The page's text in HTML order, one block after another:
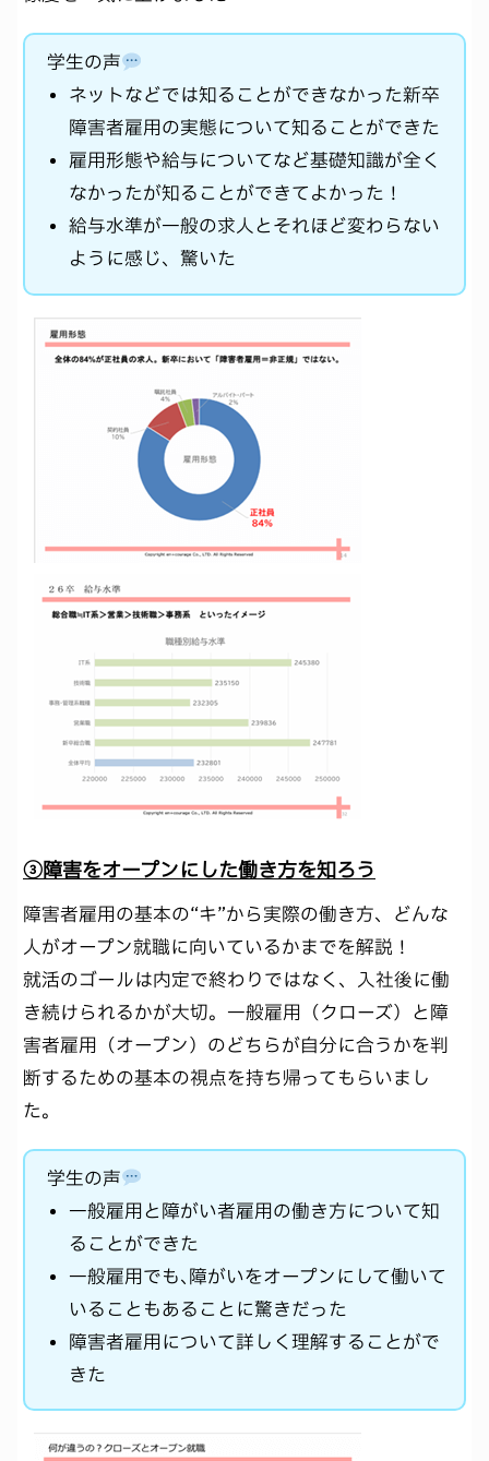
学生の声
ネットなどでは知ることができなかった新卒
障害者雇用の実態について知ることができた
雇用形態や給与についてなど基礎知識が全く
なかったが知ることができてよかった！
給与水準が一般の求人とそれほど変わらない
ように感じ、驚いた
③障害をオープンにした働き方を知ろう
障害者雇用の基本の“キ”から実際の働き方、どんな
人がオープン就職に向いているかまでを解説！
就活のゴールは内定で終わりではなく、入社後に働
き続けられるかが大切。一般雇用（クローズ）と障
害者雇用（オープン）のどちらが自分に合うかを判
断するための基本の視点を持ち帰ってもらいまし
た。
学生の声
一般雇用と障がい者雇用の働き方について知
ることができた
一般雇用でも､障がいをオープンにして働いて
いることもあることに驚きだった
障害者雇用について詳しく理解することがで
きた